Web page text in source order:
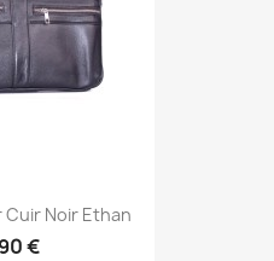
Noir Ethan
€